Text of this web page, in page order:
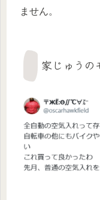
ません。
家じゅうの